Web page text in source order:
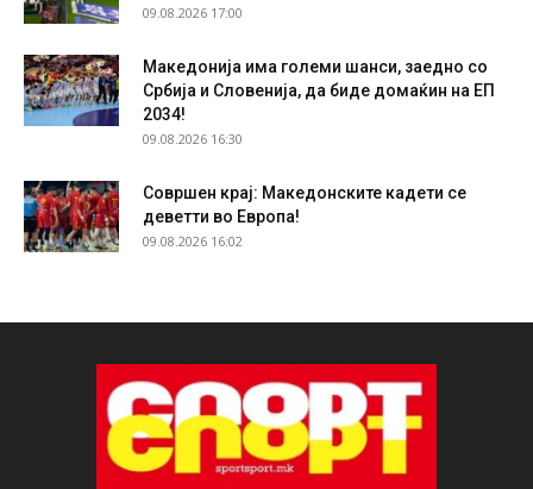
09.08.2026 17:00
Македонија има големи шанси, заедно со
Србија и Словенија, да биде домаќин на ЕП
2034!
09.08.2026 16:30
Совршен крај: Македонските кадети се
деветти во Европа!
09.08.2026 16:02